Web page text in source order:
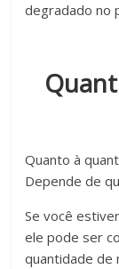
degradado no
Quanto à
Depende de
Se você
ele pode ser
quantidade de